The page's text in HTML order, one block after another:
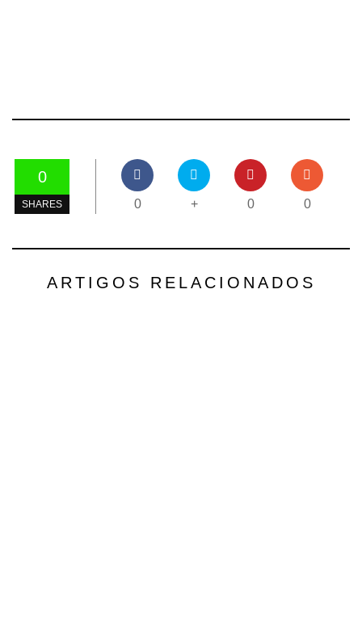
0
SHARES 0 + 0 0
ARTIGOS RELACIONADOS